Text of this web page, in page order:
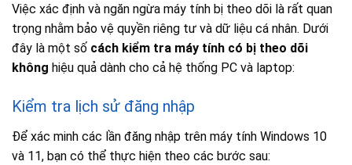
Việc xác định và ngăn ngừa máy tính bị theo dõi là rất quan
trọng nhằm bảo vệ quyền riêng tư và dữ liệu cá nhân. Dưới
đây là một số cách kiểm tra máy tính có bị theo dõi
không hiệu quả dành cho cả hệ thống PC và laptop:
Kiểm tra lịch sử đăng nhập
Để xác minh các lần đăng nhập trên máy tính Windows 10
và 11, bạn có thể thực hiện theo các bước sau: